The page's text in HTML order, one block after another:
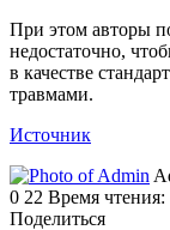
При этом авторы
недостаточно,
в качестве
травмами.
Источник
0 22 Время чтения:
Поделиться